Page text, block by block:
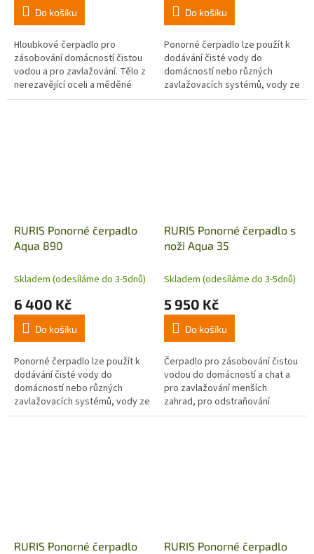
Do košíku
Hloubkové čerpadlo pro
zásobování domácností čistou
vodou a pro zavlažování. Tělo z
nerezavějící oceli a měděné
vinutí motoru v olejovém
Do košíku
Ponorné čerpadlo lze použít k
dodávání čisté vody do
domácností nebo různých
zavlažovacích systémů, vody ze
studní vrtaných v hloubce 100 m.
RURIS Ponorné čerpadlo
Aqua 890
Skladem (odesíláme do 3-5dnů)
6 400 Kč
Do košíku
Ponorné čerpadlo lze použít k
dodávání čisté vody do
domácností nebo různých
zavlažovacích systémů, vody ze
studní vrtaných v hloubce 79 m.
RURIS Ponorné čerpadlo s
noži Aqua 35
Skladem (odesíláme do 3-5dnů)
5 950 Kč
Do košíku
Čerpadlo pro zásobování čistou
vodou do domácností a chat a
pro zavlažování menších
zahrad, pro odstraňování
špinavé vody ze zaplavených
RURIS Ponorné čerpadlo
RURIS Ponorné čerpadlo